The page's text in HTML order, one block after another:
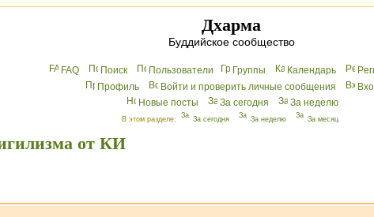
Дхарма
Буддийское сообщество
FAQ Поиск Пользователи Группы Календарь
Профиль
Войти и проверить личные сообщения
Новые посты
За сегодня За неделю
В этом разделе: За сегодня За неделю За месяц
от КИ